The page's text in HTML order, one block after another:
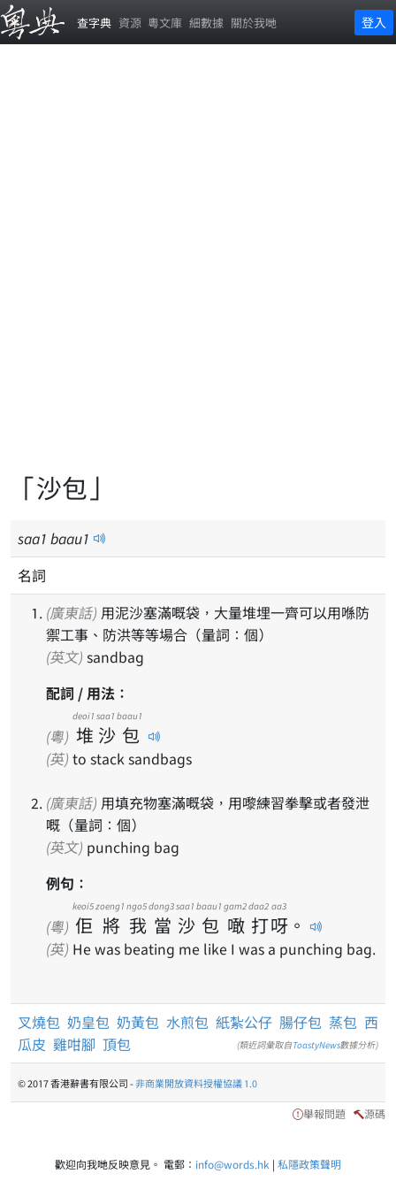
查字典 資源 粵文庫 細數據 關於我哋 登入
「沙包」
saa1 baau1
名詞
(廣東話)
禦工事、防洪等等場合（量詞：個）
(英文) sandbag
配詞 / 用法：
(粵) 堆
deoi1
沙
saa1
包
baau1
(英) to stack sandbags
(廣東話)
嘅（量詞：個）
(英文) punching bag
例句：
(粵) 佢
keoi5
將
zoeng1
我
ngo5
當
dong3
沙
saa1
包
baau1
噉
gam2
打
daa2
呀
aa3
。
(英) He was beating me like I was a punching bag.
叉燒包 奶皇包 奶黃包 水煎包 紙紮公仔 腸仔包 蒸包 西
瓜皮 雞咁腳 頂包 (類近詞彙取自ToastyNews數據分析)
© 2017 香港辭書有限公司 -非商業開放資料授權協議 1.0
舉報問題 源碼
歡迎向我哋反映意見。 電郵： info@words.hk | 私隱政策聲明